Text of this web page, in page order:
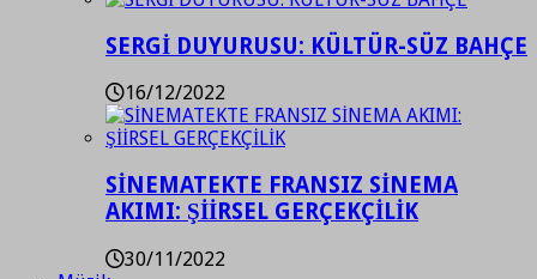
SERGİ DUYURUSU: KÜLTÜR-SÜZ BAHÇE
16/12/2022
SİNEMATEKTE FRANSIZ SİNEMA
AKIMI: ŞİİRSEL GERÇEKÇİLİK
30/11/2022